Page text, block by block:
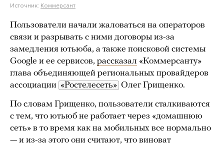
Источник: Коммерсант
Пользователи начали жаловаться на операторов
связи и разрывать с ними договоры из-за
замедления ютьюба, а также поисковой системы
Google и ее сервисов, рассказал «Коммерсанту»
глава объединяющей региональных провайдеров
ассоциации «Ростелесеть» Олег Грищенко.
По словам Грищенко, пользователи сталкиваются
с тем, что ютьюб не работает через «домашнюю
сеть» в то время как на мобильных все нормально
— и из-за этого они считают, что виноват